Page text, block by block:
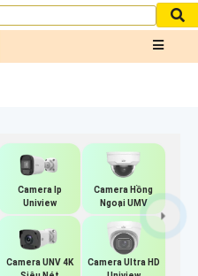
Camera Ip
Uniview
Camera Hồng
Ngoại UMV
Camera UNV 4K
Camera Ultra HD